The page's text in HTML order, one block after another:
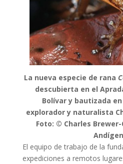
La nueva especie de rana
descubierta en el
Bolívar y bautizada
explorador y naturalista
Foto: © Charles
El equipo de trabajo de la
expediciones a remotos